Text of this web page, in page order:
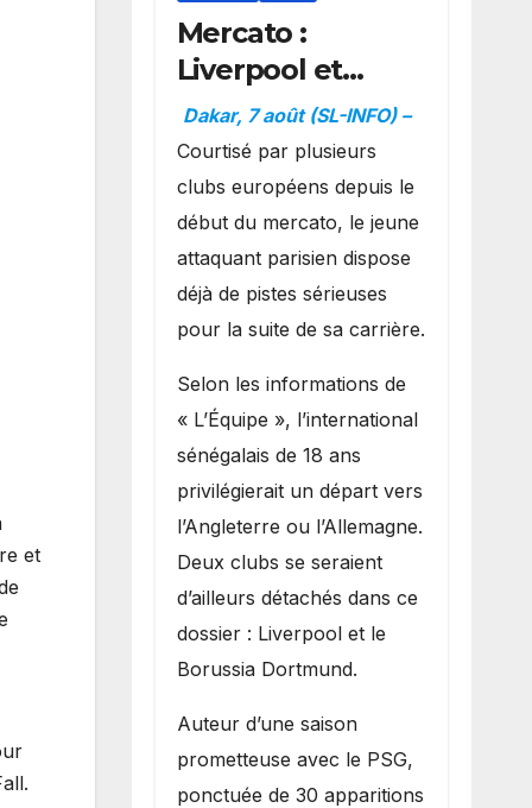
et
Mercato :
Liverpool et
Dortmund se
positionnent en
favoris pour
recruter Ibrahim
Mbaye
Dakar, 7 août (SL-INFO) –
Courtisé par plusieurs
clubs européens depuis le
début du mercato, le jeune
attaquant parisien dispose
déjà de pistes sérieuses
pour la suite de sa carrière.
Selon les informations de
« L’Équipe », l’international
sénégalais de 18 ans
privilégierait un départ vers
l’Angleterre ou l’Allemagne.
Deux clubs se seraient
d’ailleurs détachés dans ce
dossier : Liverpool et le
Borussia Dortmund.
Auteur d’une saison
prometteuse avec le PSG,
ponctuée de 30 apparitions